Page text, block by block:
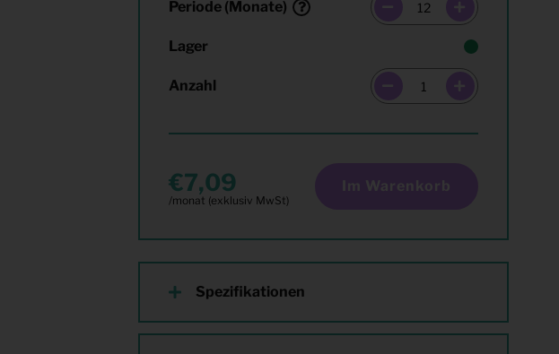
Periode (Monate)
Lager
Anzahl
7,09 Im Warenkorb
Spezifikationen